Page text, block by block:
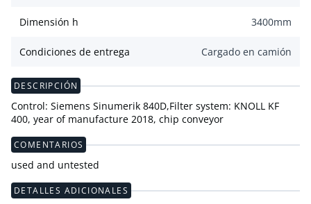
Dimensión h 3400mm
Condiciones de entrega Cargado en camión
DESCRIPCIÓN
Control: Siemens Sinumerik 840D,Filter system: KNOLL KF
400, year of manufacture 2018, chip conveyor
COMENTARIOS
used and untested
DETALLES ADICIONALES